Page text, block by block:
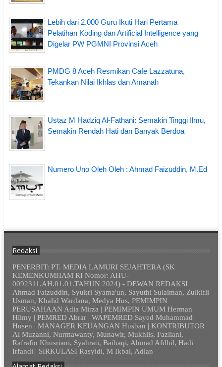
Lebih dari 2.000 Guru Ikuti Hari Pertama
Pelatihan Koding dan Artificial Intelligence yang
Digelar PW PGMNI Provinsi Aceh
PMDG 8 Aceh Resmikan Cafe Lazzatuna,
Tekankan Nilai Ikhlas dan Amanah
Ustaz M Hadziq Al-Fathani: Semakin Tinggi Ilmu,
Semakin Rendah Hati dan Banyak Berdoa
Numero Uno Oleh Oleh : Ahmad Faizuddin, M.Ed
Redaksi
PENERBIT: PT. MEDIA LAMURI SEJAHTERA (SK
KEMENKUMHAM RI Nomor: AHU-
0092311.AH.01.01.TAHUN 2024) - DEWAN REDAKSI
Ahmad Faizuddin, Syukri Syama'un, Sayuthi Sulaiman, Zulkifli
Usman, Khalid Wardana, Medya Hus, PEMIMPIN
PERUSAHAAN Adia Mirza | PEMIMPIN UMUM Herman
Hilmy | PEMRED Abrar | WAPEMRED Sayed Muhammad
Husen | MANAGER KEUANGAN Husban | KONTRIBUTOR
Al Muzanni, Nurmawanty, Munawir, Mukhlis, Fazliani,
Rafrafin Khusriani, Syahrati, Baihaqi, Ahmad Afdhil, Hadi
Irfandi | SIRKULASI Rasyidi, M Ikbal, Adlan